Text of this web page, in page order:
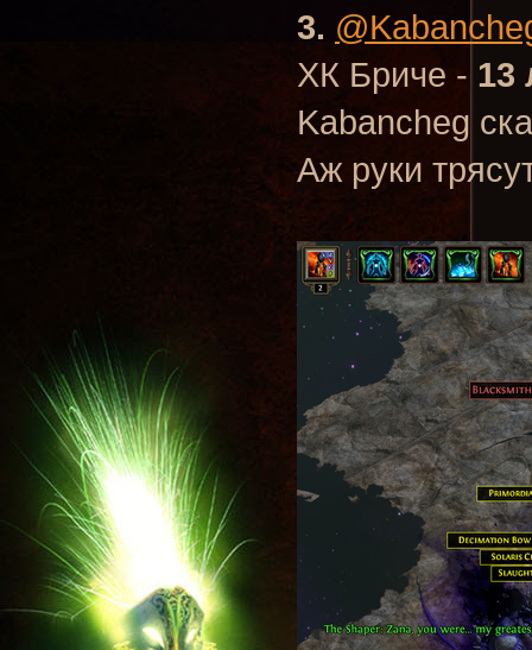
3.
ХК Бриче - 13
Kabancheg
Аж руки